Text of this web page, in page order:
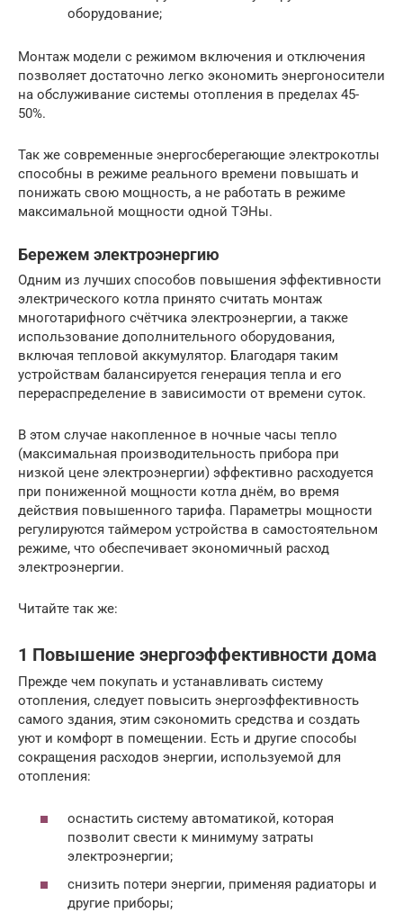
оборудование;
Монтаж модели с режимом включения и отключения
позволяет достаточно легко экономить энергоносители
на обслуживание системы отопления в пределах 45-
50%.
Так же современные энергосберегающие электрокотлы
способны в режиме реального времени повышать и
понижать свою мощность, а не работать в режиме
максимальной мощности одной ТЭНы.
Бережем электроэнергию
Одним из лучших способов повышения эффективности
электрического котла принято считать монтаж
многотарифного счётчика электроэнергии, а также
использование дополнительного оборудования,
включая тепловой аккумулятор. Благодаря таким
устройствам балансируется генерация тепла и его
перераспределение в зависимости от времени суток.
В этом случае накопленное в ночные часы тепло
(максимальная производительность прибора при
низкой цене электроэнергии) эффективно расходуется
при пониженной мощности котла днём, во время
действия повышенного тарифа. Параметры мощности
регулируются таймером устройства в самостоятельном
режиме, что обеспечивает экономичный расход
электроэнергии.
Читайте так же:
1 Повышение энергоэффективности дома
Прежде чем покупать и устанавливать систему
отопления, следует повысить энергоэффективность
самого здания, этим сэкономить средства и создать
уют и комфорт в помещении. Есть и другие способы
сокращения расходов энергии, используемой для
отопления:
оснастить систему автоматикой, которая
позволит свести к минимуму затраты
электроэнергии;
снизить потери энергии, применяя радиаторы и
другие приборы;